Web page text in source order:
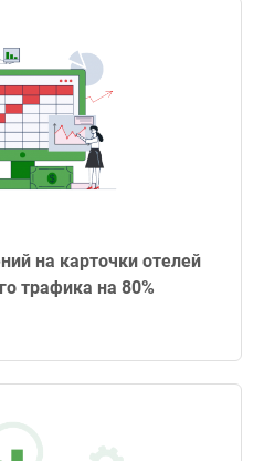
на карточки отелей
трафика на 80%